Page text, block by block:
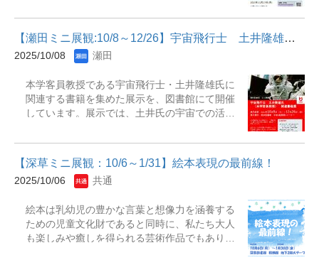
ト事件』（米澤 穂信 著） 前田 慎平さん（経営
学部3年） 『本を守...
2024『最強の男 : 三国志を知るために』 竹内
真彦著. -- 春風社, 2020『地熱資源をめぐる水・
エネルギー・食料ネクサス : 学際・超学際アプ
ローチに向けて』 馬場健司, 増原直樹, 遠藤愛
説の世界 : グローバリズムを超えて』 橋本槇
矩, 栂正行編著. -- 鳳書房, 2011『「心の理論」
の再検討 : 心の多面性の理解とその発達の関連
と関西文化圏』 黒田大河 [ほか] 共編. -- 松籟
社, 2008『...
した。図書館でも、2016年に高橋三郎氏（京都
大学名誉教授）が蒐集されていた戦争・平和関
係の蔵書（8,911点）の寄贈を受け、そのう利用
可能な図書7,447冊を「戦争・平和文献コレクシ
コレクションの整備に努めています。 このよう
に、本学では、これまで戦争・平和の課題につ
いて、継続的な取り組みを行ってきましたが、
「戦争記録を伝える」という企画を行うことと
なりました。 本企画では、本学に残されている
当時の史料を紐解きながら、戦時下の大学や図
書館の日常を明らかにすることにより、あらた
ます。 戦後80年企画 対談と朗読「戦争記録を
伝える」.pdf &nbsp;【日時】&nbsp;2025年11
月17日（月） 15時15分～16時45分 （開
【瀬田ミニ展観:10/8～12/26】宇宙飛行士 土井隆雄氏（本学客員...
2025/10/08 瀬田
本学客員教授である宇宙飛行士・土井隆雄氏に
関連する書籍を集めた展示を、図書館にて開催
しています。展示では、土井氏の宇宙での活動
できる多彩な書籍をご紹介しています。皆さん
が、宇宙や宇宙飛行士、科学についてより身近
に感じられる機会として、ぜひご覧ください。
展示期間：2025年10月8日(水)～2025年12月26
ナーC 主な展示資料『オリオン星雲 : 星が生ま
れるところ』『宇宙から帰ってきた日本人 : 日
本人宇宙飛行士全12人の証言』『銀河博士』
【深草ミニ展観：10/6～1/31】絵本表現の最前線！
2025/10/06 共通
絵本は乳幼児の豊かな言葉と想像力を涵養する
ための児童文化財であると同時に、私たち大人
も楽しみや癒しを得られる芸術作品でもありま